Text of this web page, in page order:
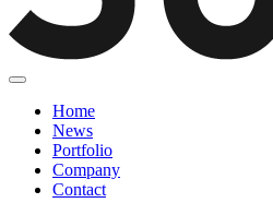
Home
News
Portfolio
Company
Contact